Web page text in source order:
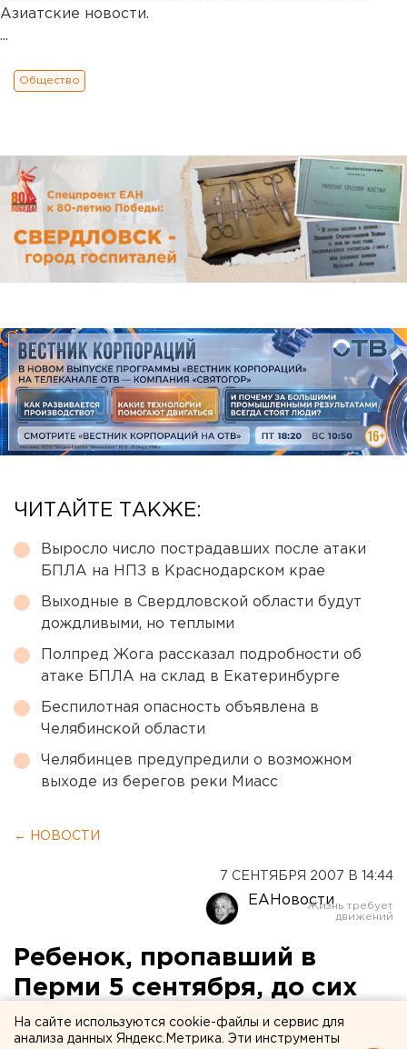
Азиатские новости.
...
Общество
ЧИТАЙТЕ ТАКЖЕ:
Выросло число пострадавших после атаки
БПЛА на НПЗ в Краснодарском крае
Выходные в Свердловской области будут
дождливыми, но теплыми
Полпред Жога рассказал подробности об
атаке БПЛА на склад в Екатеринбурге
Беспилотная опасность объявлена в
Челябинской области
Челябинцев предупредили о возможном
выходе из берегов реки Миасс
← НОВОСТИ
7 СЕНТЯБРЯ 2007 В 14:44
ЕАНовости
Ребенок, пропавший в
Перми 5 сентября, до сих
пор не найден
На сайте используются cookie-файлы и сервис для
анализа данных Яндекс.Метрика. Эти инструменты